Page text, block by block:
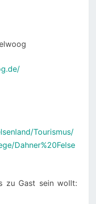
Tourismus/
Dahner%20Felse
zu Gast sein wollt: